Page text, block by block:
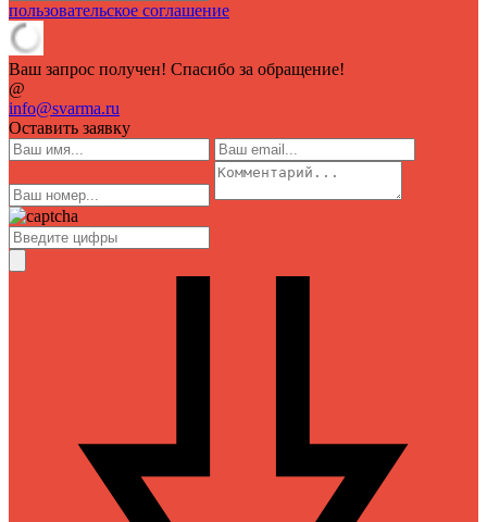
пользовательское соглашение
Ваш запрос получен! Спасибо за обращение!
@
info@svarma.ru
Оставить заявку